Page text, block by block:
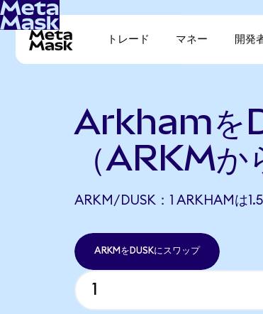
トレード マネー 開発
Arkhamを
（ARKMか
ARKM/DUSK：1 ARKHAMは
ARKMをDUSKにスワップ